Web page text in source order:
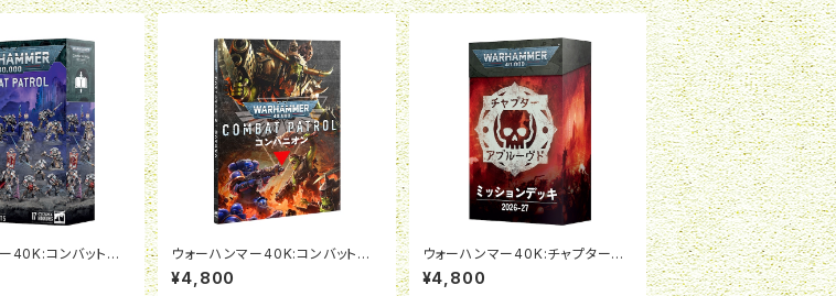
40K:コンバットパト
イト
ウォーハンマー40K:コンバットパト
ロール・コンパニオン（日本語版）
¥4,800
ウォーハンマー40K:チャプターア
プルーブド ミッションデッキ2026-
27（日本語版）
¥4,800